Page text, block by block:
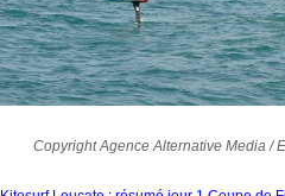
CopyrightAgence Alternative Media /